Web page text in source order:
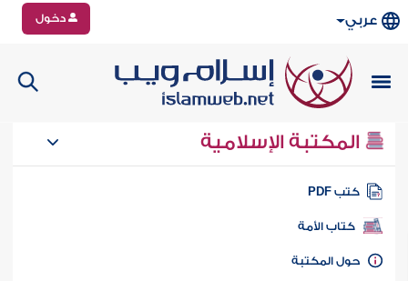
عربي دخول
المكتبة الإسلامية
كتب PDF
كتاب الأمة